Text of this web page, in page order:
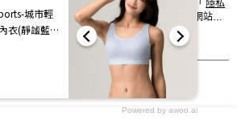
Powered by awoo.ai
何變更電腦的 cookie 設定，請參閱本網站「 隱私
繼續使用本網站即表示您同意本公司得按本網站使
。